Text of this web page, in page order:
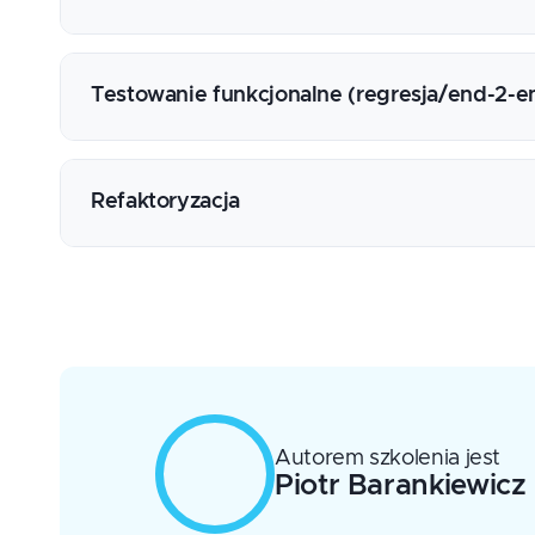
Pokrycie kodu testami (Code Coverage)
Oczekuj zamiast tworzyć (DI)
Testowanie funkcjonalne (regresja/end-2-
Testowanie funkcjonalne (end-to-end)
Refaktoryzacja
Autorem szkolenia jest
Piotr Barankiewicz